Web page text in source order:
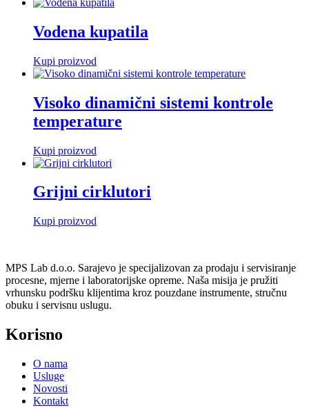
Vodena kupatila
Kupi proizvod
Visoko dinamični sistemi kontrole
temperature
Kupi proizvod
Grijni cirklutori
Kupi proizvod
MPS Lab d.o.o. Sarajevo je specijalizovan za prodaju i servisiranje
procesne, mjerne i laboratorijske opreme. Naša misija je pružiti
vrhunsku podršku klijentima kroz pouzdane instrumente, stručnu
obuku i servisnu uslugu.
Korisno
O nama
Usluge
Novosti
Kontakt